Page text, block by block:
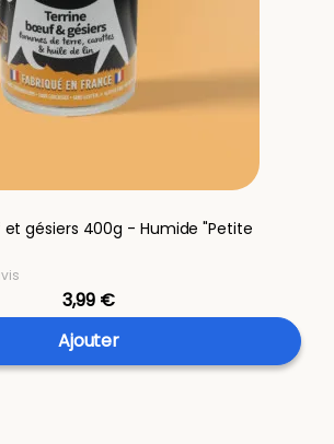
gésiers 400g - Humide "Petite
3,99 €
Ajouter